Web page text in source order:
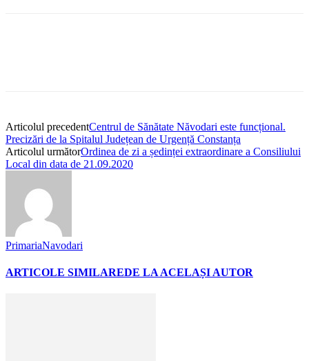
Articolul precedentCentrul de Sănătate Năvodari este funcțional.
Precizări de la Spitalul Județean de Urgență Constanța
Articolul următorOrdinea de zi a ședinței extraordinare a Consiliului
Local din data de 21.09.2020
PrimariaNavodari
ARTICOLE SIMILAREDE LA ACELAȘI AUTOR